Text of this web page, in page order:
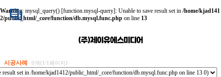
Warning: mysql_query() [function.mysql-query]: Unable to save result set in /home/kjad141
2/public_html/_core/function/db.mysql.func.php on line 13
시공사례 0개(1/1페이지)